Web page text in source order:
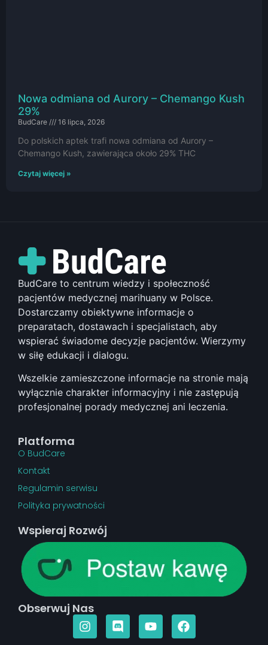
Nowa odmiana od Aurory – Chemango Kush
29%
BudCare 16 lipca, 2026
Do polskich aptek trafi nowa odmiana od Aurory –
Chemango Kush, zawierająca około 29% THC
Czytaj więcej »
BudCare to centrum wiedzy i społeczność
pacjentów medycznej marihuany w Polsce.
Dostarczamy obiektywne informacje o
preparatach, dostawach i specjalistach, aby
wspierać świadome decyzje pacjentów. Wierzymy
w siłę edukacji i dialogu.
Wszelkie zamieszczone informacje na stronie mają
wyłącznie charakter informacyjny i nie zastępują
profesjonalnej porady medycznej ani leczenia.
Platforma
O BudCare
Kontakt
Regulamin serwisu
Polityka prywatności
Wspieraj Rozwój
Obserwuj Nas